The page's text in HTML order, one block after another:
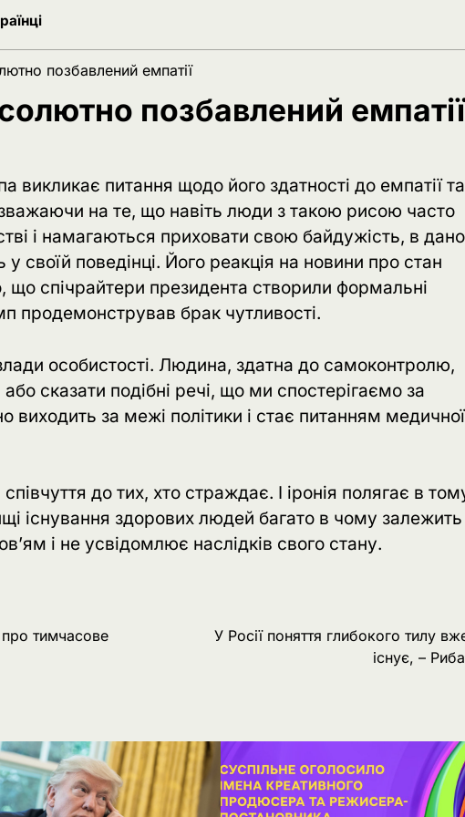
позбавлений емпатії
позбавлений емпатії
викликає питання щодо його здатності до емпатії та
на те, що навіть люди з такою рисою часто
і намагаються приховати свою байдужість, в
своїй поведінці. Його реакція на новини про стан
спічрайтери президента створили формальні
продемонстрував брак чутливості.
особистості. Людина, здатна до самоконтролю,
сказати подібні речі, що ми спостерігаємо за
за межі політики і стає питанням
до тих, хто страждає. І іронія полягає в
існування здорових людей багато в чому залежить
і не усвідомлює наслідків свого стану.
про тимчасове
У Росії поняття глибокого тилу
існує, –